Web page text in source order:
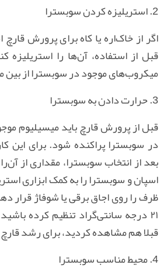
2. استریلیزه کردن سوبسترا
اگر از خاک‌اره یا کاه برای پرورش
قبل از استفاده، آن‌ها را استریلیزه
میکروب‌های موجود در سوبسترا از بین
3. حرارت دادن به سوبسترا
قبل از پرورش قارچ باید میسیلیوم
در سوبسترا پراکنده شود. برای این
بعد از انتخاب سوبسترا، مقداری از
اسپان و سوبسترا را به کمک ابزاری
ظرف را روی اجاق برقی یا شوفاژ قرار
۲۱ درجه سانتی‌گراد تنظیم کرده
قبلا هم مشاهده کردید، برای رشد
4. محیط مناسب سوبسترا